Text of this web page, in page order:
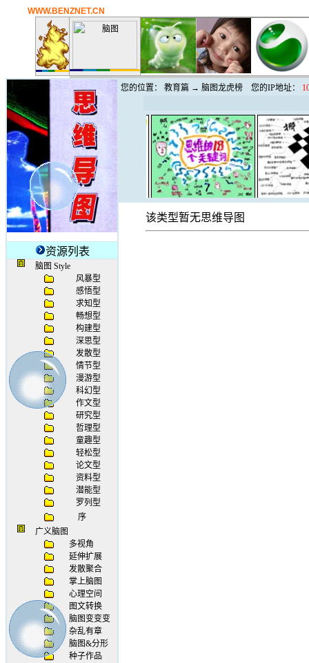
WWW.BENZNET.CN
资源列表
脑图 Style
风暴型
感悟型
求知型
畅想型
构建型
深思型
发散型
情节型
漫游型
科幻型
作文型
研究型
哲理型
童趣型
轻松型
论文型
资料型
潜能型
罗列型
序
广义脑图
多视角
延伸扩展
发散聚合
掌上脑图
心理空间
图文转换
脑图变变变
杂乱有章
脑图&分形
种子作品
您的位置： 教育篇 → 脑图龙虎榜 您的IP地址：